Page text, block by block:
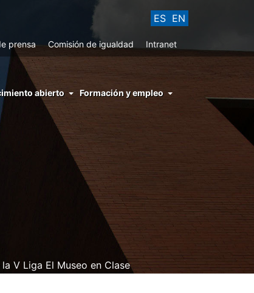
ES EN
prensa Comisión de igualdad Intranet
abierto Formación y empleo
V Liga El Museo en Clase